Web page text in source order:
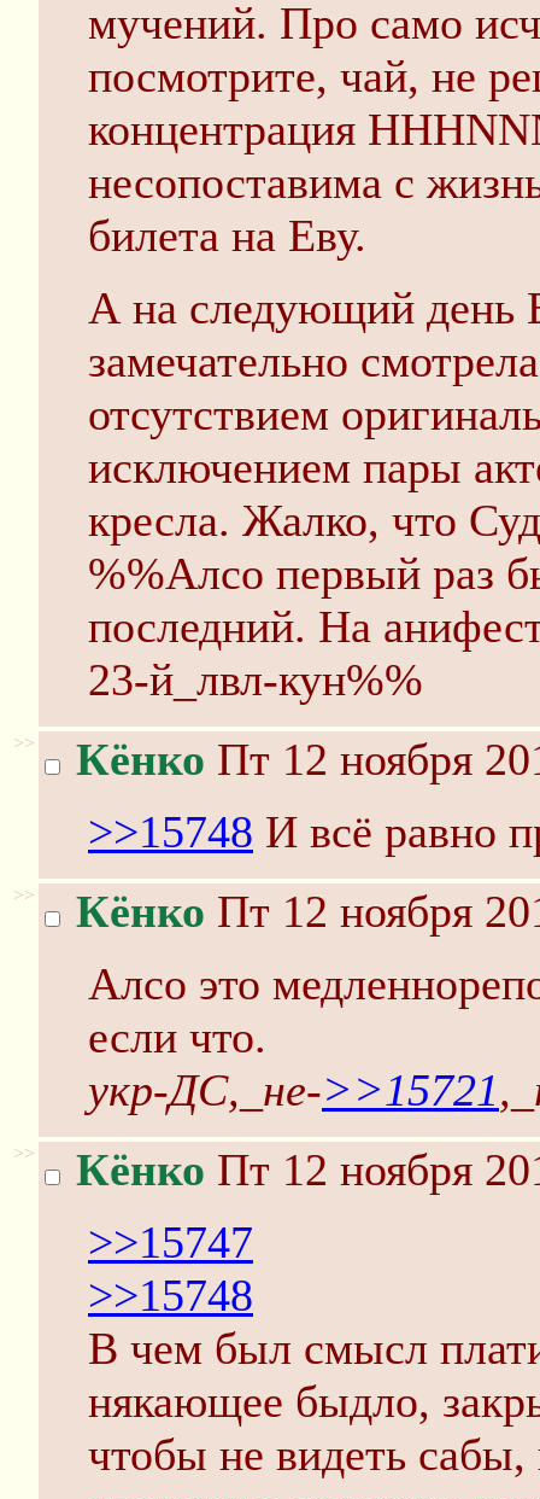
мучений. Про само
посмотрите, чай, не
концентрация
несопоставима с
билета на Еву.
А на следующий день
замечательно
отсутствием
исключением пары
кресла. Жалко, что
%%Алсо первый раз
последний. На
23-й_лвл-кун%%
>> Кёнко Пт 12 ноября
>>15748 И всё равно
>> Кёнко Пт 12 ноября
Алсо это
если что.
укр-ДС,_не->>15721
>> Кёнко Пт 12 ноября
>>15747
>>15748
В чем был смысл
някающее быдло,
чтобы не видеть сабы,